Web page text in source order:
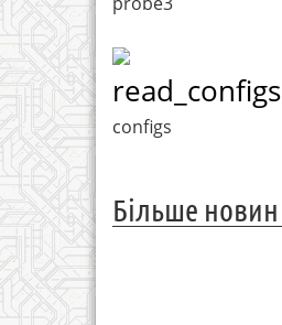
read_configs
configs
Більше новин